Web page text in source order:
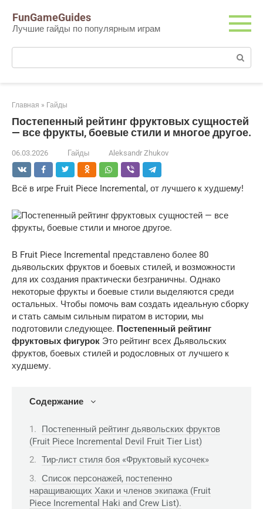
контенту
FunGameGuides
Лучшие гайды по популярным играм
Поиск:
Главная » Гайды
Постепенный рейтинг фруктовых сущностей
— все фрукты, боевые стили и многое другое.
06.03.2026 Гайды Aleksandr Zhukov
Всё в игре Fruit Piece Incremental, от лучшего к худшему!
В Fruit Piece Incremental представлено более 80
дьявольских фруктов и боевых стилей, и возможности
для их создания практически безграничны. Однако
некоторые фрукты и боевые стили выделяются среди
остальных. Чтобы помочь вам создать идеальную сборку
и стать самым сильным пиратом в истории, мы
подготовили следующее. Постепенный рейтинг
фруктовых фигурок Это рейтинг всех Дьявольских
фруктов, боевых стилей и родословных от лучшего к
худшему.
Содержание
Постепенный рейтинг дьявольских фруктов
(Fruit Piece Incremental Devil Fruit Tier List)
Тир-лист стиля боя «Фруктовый кусочек»
Список персонажей, постепенно
наращивающих Хаки и членов экипажа (Fruit
Piece Incremental Haki and Crew List).